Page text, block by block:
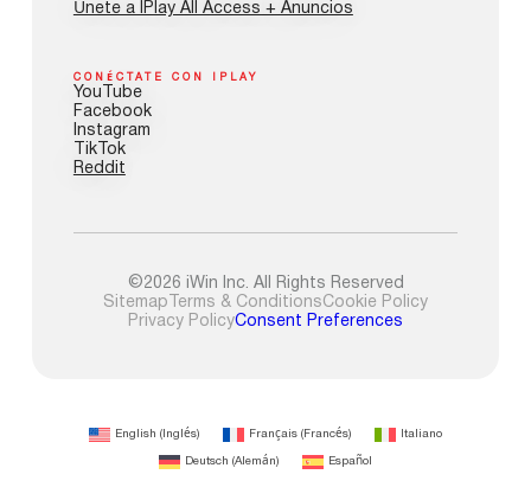
Únete a IPlay All Access + Anuncios
CONÉCTATE CON IPLAY
YouTube
Facebook
Instagram
TikTok
Reddit
©2026 iWin Inc. All Rights Reserved
Sitemap Terms & ConditionsCookie Policy
Privacy PolicyConsent Preferences
English ( Inglés) Français ( Francés) Italiano
Deutsch (Alemán) Español